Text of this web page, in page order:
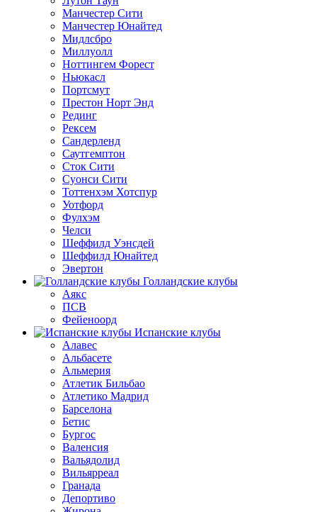
Манчестер Сити
Манчестер Юнайтед
Мидлсбро
Миллуолл
Ноттингем Форест
Ньюкасл
Портсмут
Престон Норт Энд
Рединг
Рексем
Сандерленд
Саутгемптон
Сток Сити
Суонси Сити
Тоттенхэм Хотспур
Уотфорд
Фулхэм
Челси
Шеффилд Уэнсдей
Шеффилд Юнайтед
Эвертон
Голландские клубы
Аякс
ПСВ
Фейеноорд
Испанские клубы
Алавес
Альбасете
Альмерия
Атлетик Бильбао
Атлетико Мадрид
Барселона
Бетис
Бургос
Валенсия
Вальядолид
Вильярреал
Гранада
Депортиво